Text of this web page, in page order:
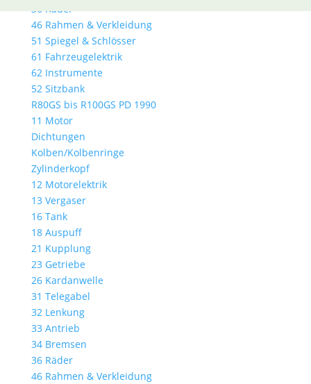
36 Räder
46 Rahmen & Verkleidung
51 Spiegel & Schlösser
61 Fahrzeugelektrik
62 Instrumente
52 Sitzbank
R80GS bis R100GS PD 1990
11 Motor
Dichtungen
Kolben/Kolbenringe
Zylinderkopf
12 Motorelektrik
13 Vergaser
16 Tank
18 Auspuff
21 Kupplung
23 Getriebe
26 Kardanwelle
31 Telegabel
32 Lenkung
33 Antrieb
34 Bremsen
36 Räder
46 Rahmen & Verkleidung